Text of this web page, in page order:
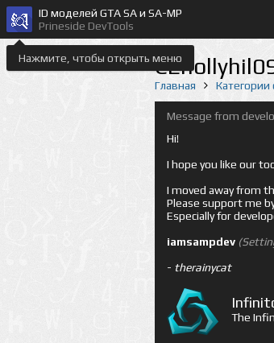
Нажмите, чтобы открыть меню
ID моделей GTA SA и SA-MP
Prineside DevTools
Главная Категории
Message from
Hi!
I hope you like our
I moved away from
Please support me
Especially for
iamsampdev
- therainycat
The